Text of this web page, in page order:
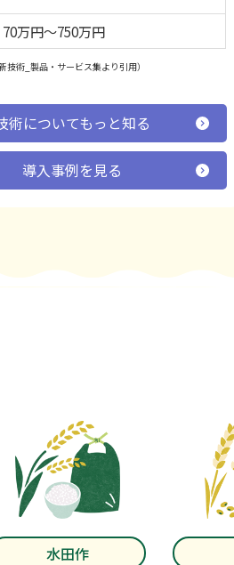
70万円～750万円
技術_製品・サービス集より引用）
術についてもっと知る
導入事例を見る
水田作